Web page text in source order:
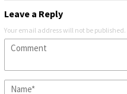
Leave a Reply
Your email address will not be published.